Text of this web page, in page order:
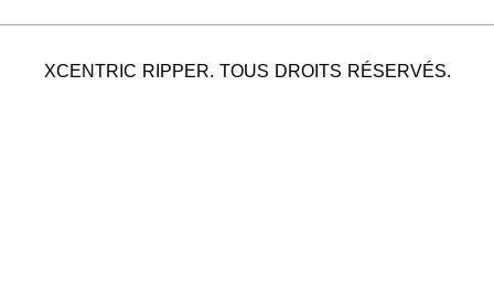
XCENTRIC RIPPER. TOUS DROITS RÉSERVÉS.